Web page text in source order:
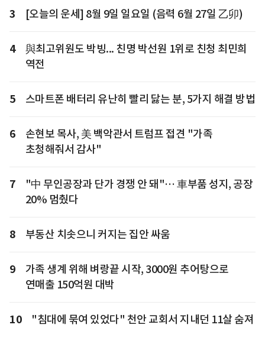
3 [오늘의 운세] 8월 9일 일요일 (음력 6월 27일 乙卯)
4
與최고위원도 박빙... 친명 박선원 1위로 친청 최민희
역전
5 스마트폰 배터리 유난히 빨리 닳는 분, 5가지 해결 방법
6
손현보 목사, 美 백악관서 트럼프 접견 "가족
초청해줘서 감사"
7
"中 무인공장과 단가 경쟁 안 돼"… 車부품 성지, 공장
20% 멈췄다
8 부동산 치솟으니 커지는 집안 싸움
9
가족 생계 위해 벼랑끝 시작, 3000원 추어탕으로
연매출 150억원 대박
10 "침대에 묶여 있었다" 천안 교회서 지내던 11살 숨져